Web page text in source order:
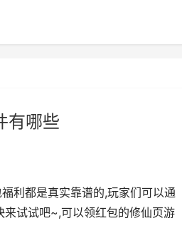
有哪些
利都是真实靠谱的,玩家们可以通
试试吧~,可以领红包的修仙页游